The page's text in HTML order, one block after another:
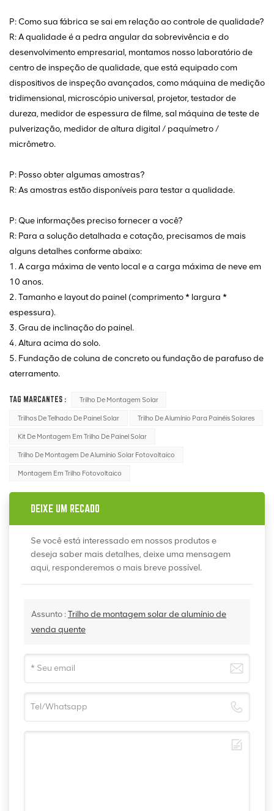
P: Como sua fábrica se sai em relação ao controle de qualidade?
R: A qualidade é a pedra angular da sobrevivência e do
desenvolvimento empresarial, montamos nosso laboratório de
centro de inspeção de qualidade, que está equipado com
dispositivos de inspeção avançados, como máquina de medição
tridimensional, microscópio universal, projetor, testador de
dureza, medidor de espessura de filme, sal máquina de teste de
pulverização, medidor de altura digital / paquímetro /
micrômetro.
P: Posso obter algumas amostras?
R: As amostras estão disponíveis para testar a qualidade.
P: Que informações preciso fornecer a você?
R: Para a solução detalhada e cotação, precisamos de mais
alguns detalhes conforme abaixo:
1. A carga máxima de vento local e a carga máxima de neve em
10 anos.
2. Tamanho e layout do painel (comprimento * largura *
espessura).
3. Grau de inclinação do painel.
4. Altura acima do solo.
5. Fundação de coluna de concreto ou fundação de parafuso de
aterramento.
TAG MARCANTES : Trilho De Montagem Solar
Trilhos De Telhado De Painel Solar Trilho De Alumínio Para Painéis Solares
Kit De Montagem Em Trilho De Painel Solar
Trilho De Montagem De Alumínio Solar Fotovoltaico
Montagem Em Trilho Fotovoltaico
DEIXE UM RECADO
Se você está interessado em nossos produtos e
deseja saber mais detalhes, deixe uma mensagem
aqui, responderemos o mais breve possível.
Assunto :Trilho de montagem solar de alumínio de
venda quente